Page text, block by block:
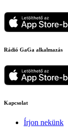
Rádió GaGa alkalmazás
Kapcsolat
Írjon nekünk